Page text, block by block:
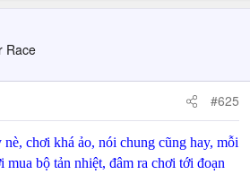
Race
#625
chơi khá ảo, nói chung cũng hay, mỗi
bộ tản nhiệt, đâm ra chơi tới đoạn